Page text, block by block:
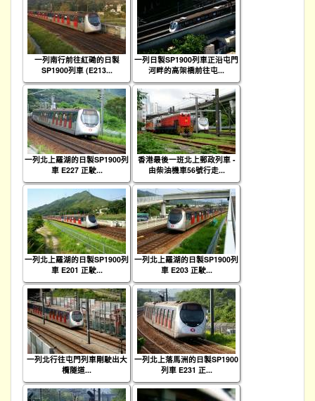
一列南行前往紅磡的日製
SP1900列車 (E213...
一列日製SP1900列車正沿屯門
河畔的高架橋前往屯...
一列北上羅湖的日製SP1900列
車 E227 正駛...
香港最後一班北上郵政列車 -
由柴油機車56號行走...
一列北上羅湖的日製SP1900列
車 E201 正駛...
一列北上羅湖的日製SP1900列
車 E203 正駛...
一列北行往屯門列車剛駛出大
欖隧道...
一列北上落馬洲的日製SP1900
列車 E231 正...